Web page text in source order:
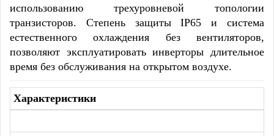
использованию трехуровневой топологии
транзисторов. Степень защиты IP65 и система
естественного охлаждения без вентиляторов,
позволяют эксплуатировать инверторы длительное
время без обслуживания на открытом воздухе.
Характеристики